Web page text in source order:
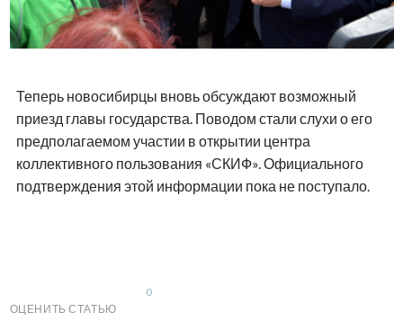
Теперь новосибирцы вновь обсуждают возможный
приезд главы государства. Поводом стали слухи о его
предполагаемом участии в открытии центра
коллективного пользования «СКИФ». Официального
подтверждения этой информации пока не поступало.
ОЦЕНИТЬ СТАТЬЮ
0